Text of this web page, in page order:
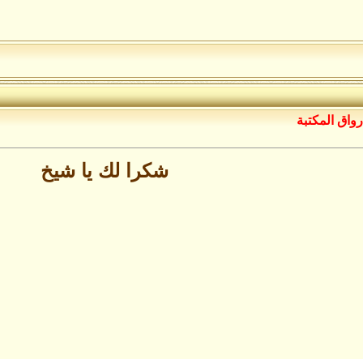
رواق المكتبة
شكرا لك يا شيخ